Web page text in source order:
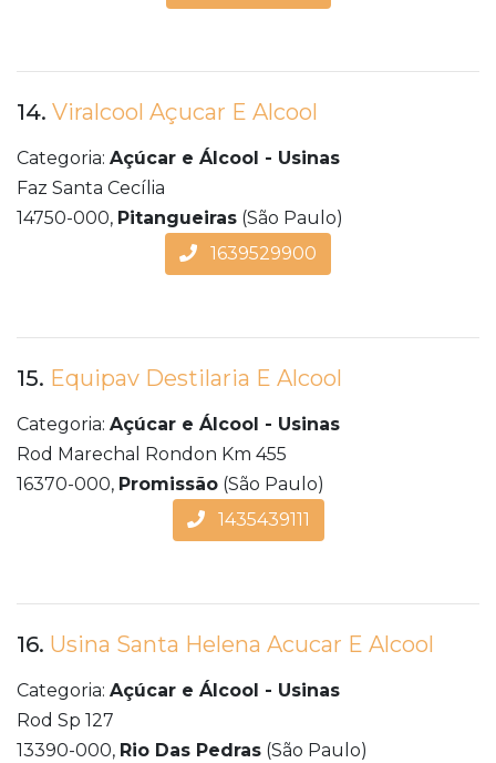
14. Viralcool Açucar E Alcool
Categoria: Açúcar e Álcool - Usinas
Faz Santa Cecília
14750-000, Pitangueiras (São Paulo)
1639529900
15. Equipav Destilaria E Alcool
Categoria: Açúcar e Álcool - Usinas
Rod Marechal Rondon Km 455
16370-000, Promissão (São Paulo)
1435439111
16. Usina Santa Helena Acucar E Alcool
Categoria: Açúcar e Álcool - Usinas
Rod Sp 127
13390-000, Rio Das Pedras (São Paulo)